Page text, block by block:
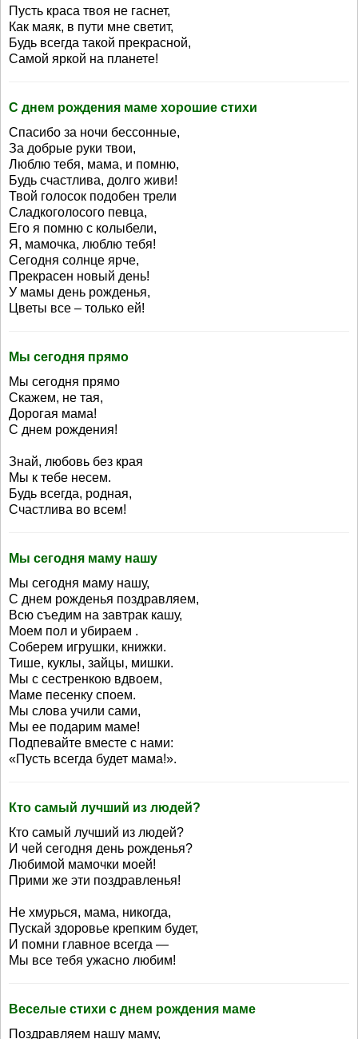
Пусть краса твоя не гаснет,
Как маяк, в пути мне светит,
Будь всегда такой прекрасной,
Самой яркой на планете!
С днем рождения маме хорошие стихи
Спасибо за ночи бессонные,
За добрые руки твои,
Люблю тебя, мама, и помню,
Будь счастлива, долго живи!
Твой голосок подобен трели
Сладкоголосого певца,
Его я помню с колыбели,
Я, мамочка, люблю тебя!
Сегодня солнце ярче,
Прекрасен новый день!
У мамы день рожденья,
Цветы все – только ей!
Мы сегодня прямо
Мы сегодня прямо
Скажем, не тая,
Дорогая мама!
С днем рождения!
Знай, любовь без края
Мы к тебе несем.
Будь всегда, родная,
Счастлива во всем!
Мы сегодня маму нашу
Мы сегодня маму нашу,
С днем рожденья поздравляем,
Всю съедим на завтрак кашу,
Моем пол и убираем .
Соберем игрушки, книжки.
Тише, куклы, зайцы, мишки.
Мы с сестренкою вдвоем,
Маме песенку споем.
Мы слова учили сами,
Мы ее подарим маме!
Подпевайте вместе с нами:
«Пусть всегда будет мама!».
Кто самый лучший из людей?
Кто самый лучший из людей?
И чей сегодня день рожденья?
Любимой мамочки моей!
Прими же эти поздравленья!
Не хмурься, мама, никогда,
Пускай здоровье крепким будет,
И помни главное всегда —
Мы все тебя ужасно любим!
Веселые стихи с днем рождения маме
Поздравляем нашу маму,